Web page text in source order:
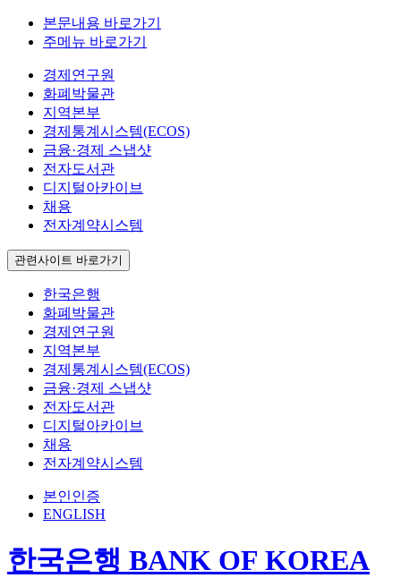
본문내용 바로가기
주메뉴 바로가기
경제연구원
화폐박물관
지역본부
경제통계시스템(ECOS)
금융·경제 스냅샷
전자도서관
디지털아카이브
채용
전자계약시스템
관련사이트 바로가기
한국은행
화폐박물관
경제연구원
지역본부
경제통계시스템(ECOS)
금융·경제 스냅샷
전자도서관
디지털아카이브
채용
전자계약시스템
본인인증
ENGLISH
한국은행 BANK OF KOREA